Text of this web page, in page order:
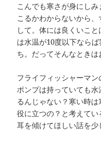
こんでも寒さが身にし
こるかわからないから
して。体には良くいこ
は水温が10度以下なら
ち。だってそんなときは
フライフィッシャーマ
ポンプは持っていても
るんじゃない？寒い時
役に立つの？と考えて
耳を傾けてほしい話を少